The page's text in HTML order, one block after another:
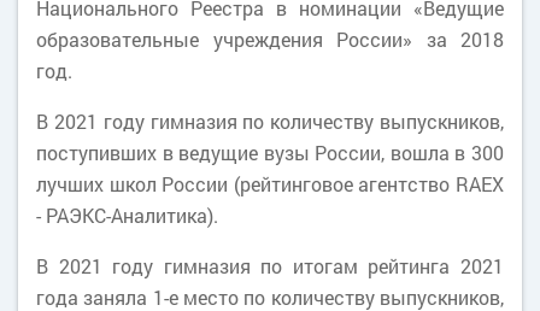
Национального Реестра в номинации «Ведущие
образовательные учреждения России» за 2018
год.
В 2021 году гимназия по количеству выпускников,
поступивших в ведущие вузы России, вошла в 300
лучших школ России (рейтинговое агентство RAEX
- РАЭКС-Аналитика).
В 2021 году гимназия по итогам рейтинга 2021
года заняла 1-е место по количеству выпускников,